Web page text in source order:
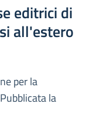
editrici di
all'estero
per la
la